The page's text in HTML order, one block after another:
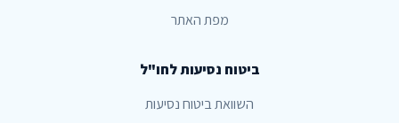
מפת האתר
ביטוח נסיעות לחו"ל
השוואת ביטוח נסיעות